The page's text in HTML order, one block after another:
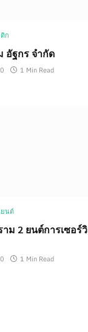
ก
อัฐกร จำกัด
0 1 Min Read
นต์
ม 2 ยนต์การเซอร์
0 1 Min Read